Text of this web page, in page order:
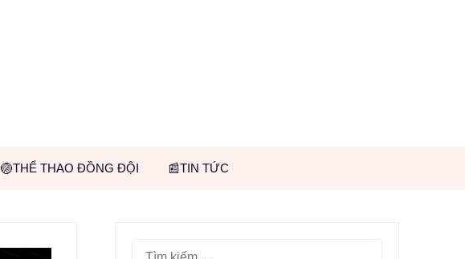
🏐THỂ THAO ĐỒNG ĐỘI 📰TIN TỨC